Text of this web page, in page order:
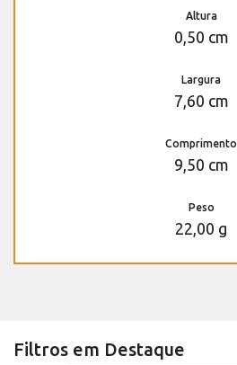
Altura
0,50 cm
Largura
7,60 cm
Comprimento
9,50 cm
Peso
22,00 g
Filtros em Destaque